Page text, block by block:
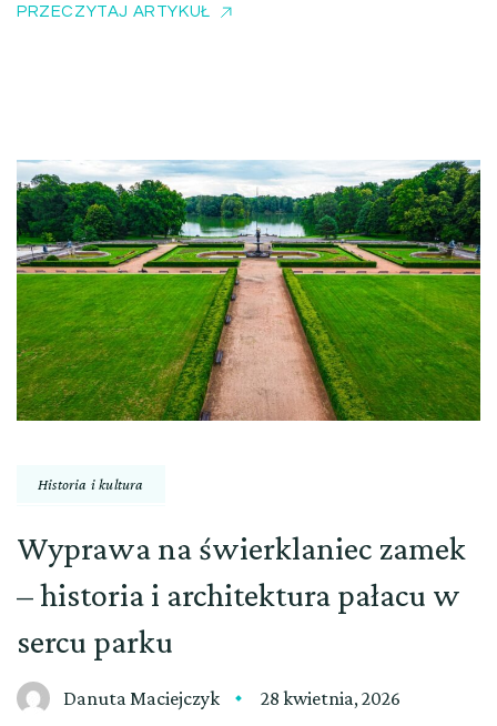
PRZECZYTAJ ARTYKUŁ
Historia i kultura
Wyprawa na świerklaniec zamek
– historia i architektura pałacu w
sercu parku
Danuta Maciejczyk 28 kwietnia, 2026